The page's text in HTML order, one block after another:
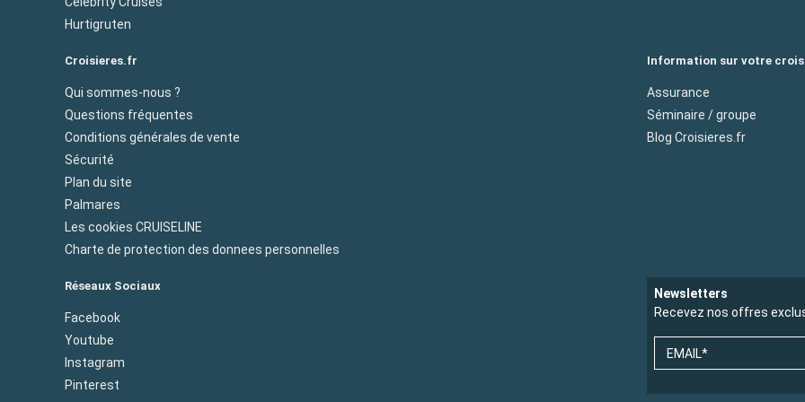
Hurtigruten
Croisieres.fr
Qui sommes-nous ?
Questions fréquentes
Conditions générales de vente
Sécurité
Plan du site
Palmares
Les cookies CRUISELINE
Charte de protection des donnees personnelles
Information sur votre
Assurance
Séminaire / groupe
Blog Croisieres.fr
Réseaux Sociaux
Facebook
Youtube
Instagram
Pinterest
Newsletters
Recevez nos offres
EMAIL*